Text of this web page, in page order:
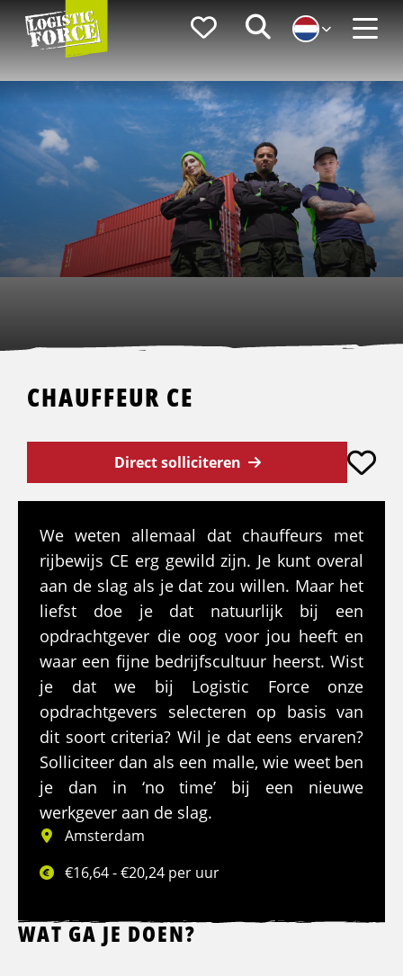
Logistic
Force
FavorietenZoeken
CHAUFFEUR CE
Direct solliciteren
We weten allemaal dat chauffeurs met
rijbewijs CE erg gewild zijn. Je kunt overal
aan de slag als je dat zou willen. Maar het
liefst doe je dat natuurlijk bij een
opdrachtgever die oog voor jou heeft en
waar een fijne bedrijfscultuur heerst. Wist
je dat we bij Logistic Force onze
opdrachtgevers selecteren op basis van
dit soort criteria? Wil je dat eens ervaren?
Solliciteer dan als een malle, wie weet ben
je dan in ‘no time’ bij een nieuwe
werkgever aan de slag.
Amsterdam
€16,64 - €20,24 per uur
WAT GA JE DOEN?